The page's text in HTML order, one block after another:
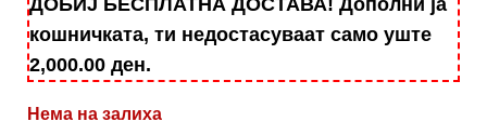
ДОБИЈ БЕСПЛАТНА ДОСТАВА! Дополни ја
кошничката, ти недостасуваат само уште
2,000.00 ден.
Нема на залиха